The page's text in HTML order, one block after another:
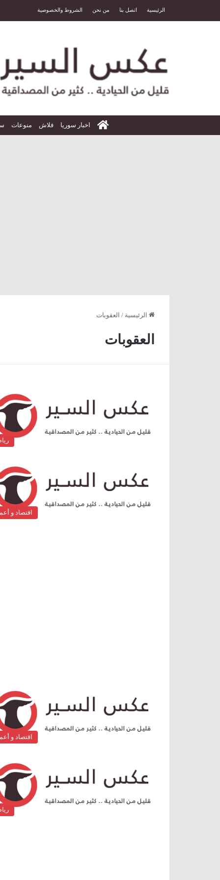
الرئيسية اتصل بنا من نحن الشروط والخصوصية
الرئيسية
اخبار سوريا فلاش منوعات
الرئيسية / العقوبات
العقوبات
اقتصاد و
اقتصاد و